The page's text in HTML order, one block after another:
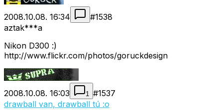
2008.10.08. 16:34 #1538
aztak***a
Nikon D300 :)
http://www.flickr.com/photos/goruckdesign
2008.10.08. 16:03 1 #1537
drawball van, drawball tú :o